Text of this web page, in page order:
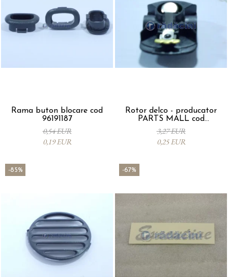
Rama buton blocare cod
96191187
0,54 EUR
0,19 EUR
Rotor delco - producator
PARTS MALL cod
33310A78B00-000
3,27 EUR
0,25 EUR
-85% -67%